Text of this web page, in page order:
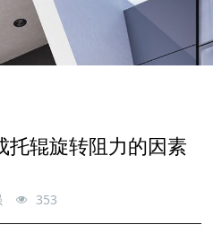
托辊旋转阻力的因素
353